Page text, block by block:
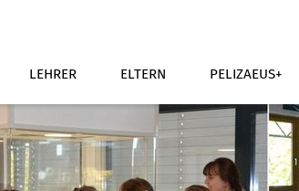
LEHRER ELTERN PELIZAEUS+